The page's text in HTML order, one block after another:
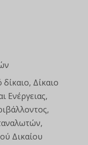
δίκαιο, Δίκαιο
Ενέργειας,
Δικαίου